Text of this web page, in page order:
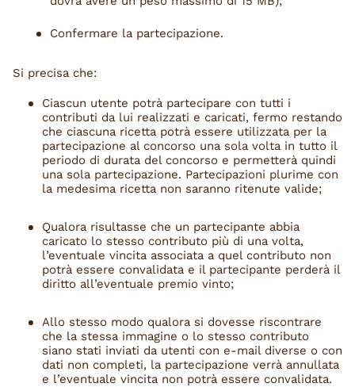
Confermare la partecipazione.
Si precisa che:
Ciascun utente potrà partecipare con tutti i
contributi da lui realizzati e caricati, fermo restando
che ciascuna ricetta potrà essere utilizzata per la
partecipazione al concorso una sola volta in tutto il
periodo di durata del concorso e permetterà quindi
una sola partecipazione. Partecipazioni plurime con
la medesima ricetta non saranno ritenute valide;
Qualora risultasse che un partecipante abbia
caricato lo stesso contributo più di una volta,
l’eventuale vincita associata a quel contributo non
potrà essere convalidata e il partecipante perderà il
diritto all’eventuale premio vinto;
Allo stesso modo qualora si dovesse riscontrare
che la stessa immagine o lo stesso contributo
siano stati inviati da utenti con e-mail diverse o con
dati non completi, la partecipazione verrà annullata
e l’eventuale vincita non potrà essere convalidata.